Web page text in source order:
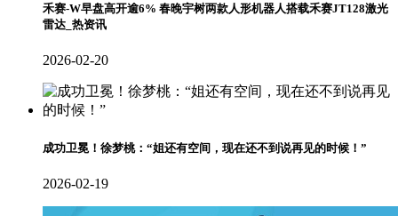
禾赛-W早盘高开逾6% 春晚宇树两款人形机器人搭载禾赛JT128激光
雷达_热资讯
2026-02-20
成功卫冕！徐梦桃：“姐还有空间，现在还不到说再见的时候！”
2026-02-19